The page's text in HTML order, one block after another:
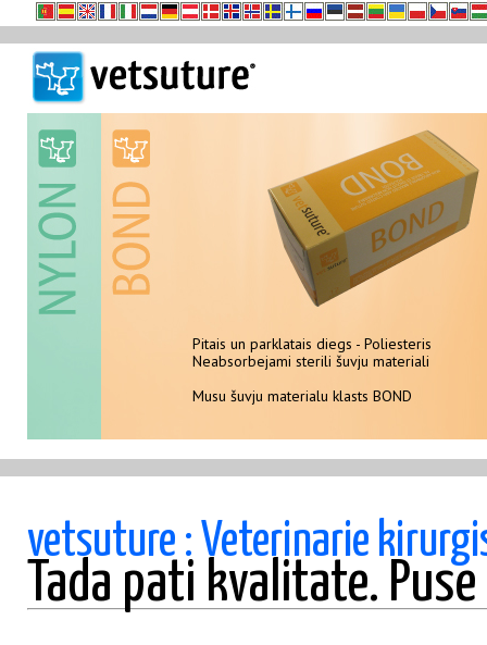
Neabsorbejami sterili šuvju materiali
Musu šuvju materialu klasts NYLON
Pitais un parklatais diegs - Poliesteris
Neabsorbejami sterili šuvju materiali
Musu šuvju materialu klasts BOND
vetsuture : Veterinarie
Tada pati kvalitate.